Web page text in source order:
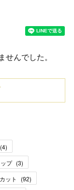
んでした。
(4)
プ (3)
ット (92)